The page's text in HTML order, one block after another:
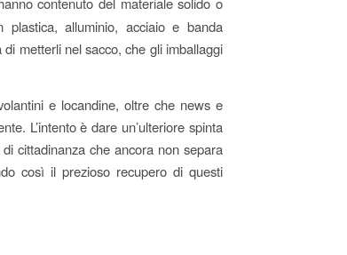
alluminio, acciaio e banda
metterli nel sacco, che gli imballaggi
e locandine, oltre che news e
L’intento è dare un’ulteriore spinta
cittadinanza che ancora non separa
così il prezioso recupero di questi